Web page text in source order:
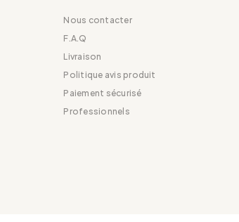
Nous contacter
F.A.Q
Livraison
Politique avis produit
Paiement sécurisé
Professionnels